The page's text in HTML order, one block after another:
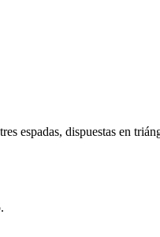
espadas, dispuestas en